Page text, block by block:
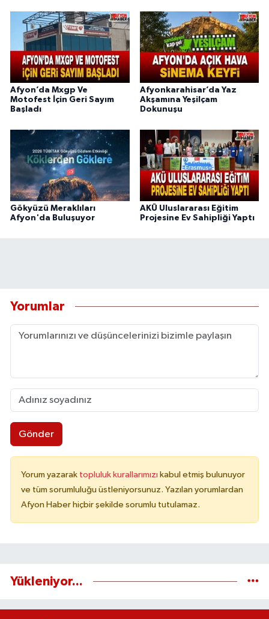
Afyon’da Mxgp Ve
Motofest İçin Geri Sayım
Başladı
Afyonkarahisar’da Yaz
Akşamına Yeşilçam
Dokunuşu
Gökyüzü Meraklıları
Afyon'da Buluşuyor
AKÜ Uluslararası Eğitim
Projesine Ev Sahipliği Yaptı
Yorumlar
Gönder
Yorum yazarak topluluk kurallarımızı kabul etmiş bulunuyor
ve tüm sorumluluğu üstleniyorsunuz. Yazılan yorumlardan
Afyon Haber hiçbir şekilde sorumlu tutulamaz.
Yükleniyor...